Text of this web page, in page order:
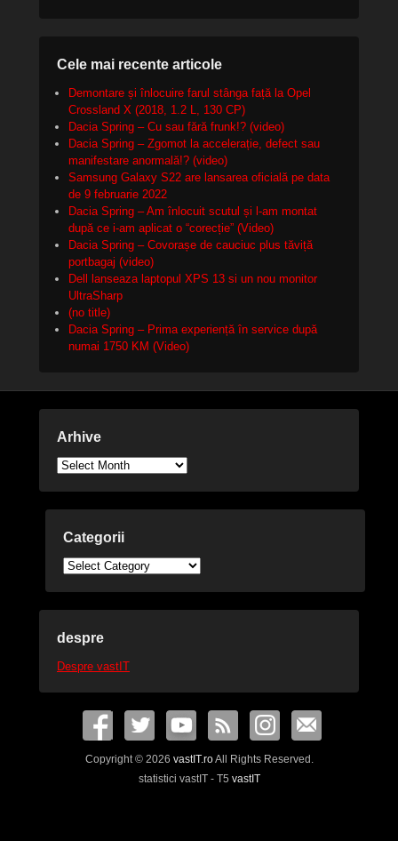
Cele mai recente articole
Demontare și înlocuire farul stânga față la Opel
Crossland X (2018, 1.2 L, 130 CP)
Dacia Spring – Cu sau fără frunk!? (video)
Dacia Spring – Zgomot la accelerație, defect sau
manifestare anormală!? (video)
Samsung Galaxy S22 are lansarea oficială pe data
de 9 februarie 2022
Dacia Spring – Am înlocuit scutul și l-am montat
după ce i-am aplicat o “corecție” (Video)
Dacia Spring – Covorașe de cauciuc plus tăviță
portbagaj (video)
Dell lanseaza laptopul XPS 13 si un nou monitor
UltraSharp
(no title)
Dacia Spring – Prima experiență în service după
numai 1750 KM (Video)
Arhive
Arhive
Categorii
Categorii
despre
Despre vastIT
Copyright © 2026 vastIT.roAll Rights Reserved.
statistici vastIT - T5 vastIT